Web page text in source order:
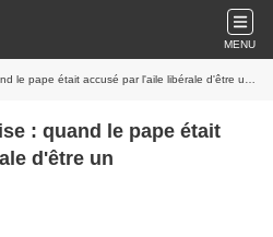
MENU
était accusé par l'aile libérale d'être un "réactionnaire"
: quand le pape était
d'être un